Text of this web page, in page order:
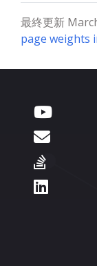
最終更新
page weights